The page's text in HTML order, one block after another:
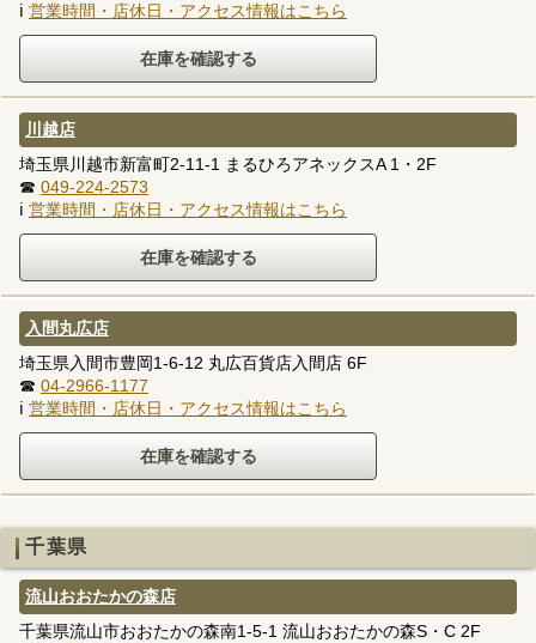
ℹ 営業時間・店休日・アクセス情報はこちら
川越店
埼玉県川越市新富町2-11-1 まるひろアネックスA 1・2F
☎ 049-224-2573
ℹ 営業時間・店休日・アクセス情報はこちら
入間丸広店
埼玉県入間市豊岡1-6-12 丸広百貨店入間店 6F
☎ 04-2966-1177
ℹ 営業時間・店休日・アクセス情報はこちら
千葉県
流山おおたかの森店
千葉県流山市おおたかの森南1-5-1 流山おおたかの森S・C 2F